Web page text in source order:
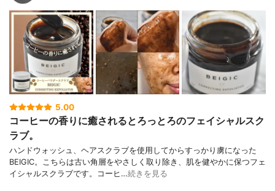
5.00
コーヒーの香りに癒されるとろっとろのフェイシャルスク
ラブ。
ハンドウォッシュ、ヘアスクラブを使用してからすっかり虜になった
BEIGIC。こちらは古い角層をやさしく取り除き、肌を健やかに保つフェ
イシャルスクラブです。コーヒ…続きを見る